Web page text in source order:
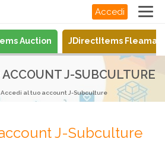
Accedi
Auction JDirectItems
J-SUBCULTURE
Accedi al tuo account J-Subculture
J-Subculture